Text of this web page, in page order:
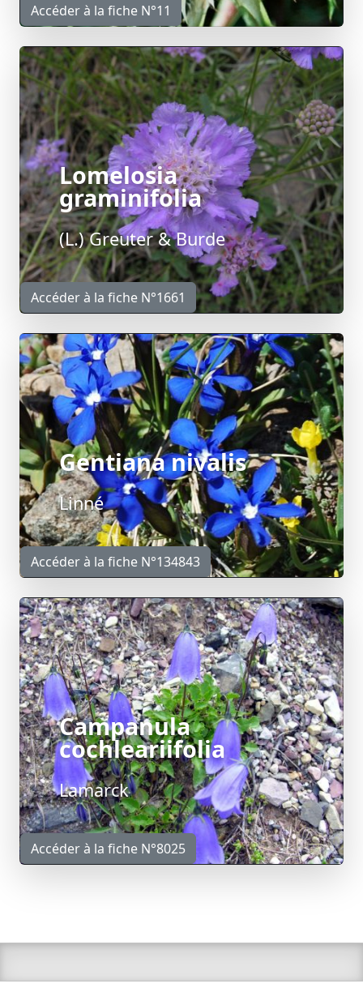
Accéder à la fiche N°11
Lomelosia
graminifolia
(L.) Greuter & Burde
Accéder à la fiche N°1661
Gentiana nivalis
Linné
Accéder à la fiche N°134843
Campanula
cochleariifolia
Lamarck
Accéder à la fiche N°8025